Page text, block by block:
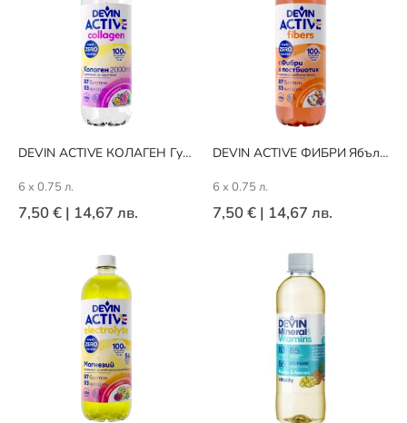
DEVIN ACTIVE КОЛАГЕН Гуава/Маракуя
6 x 0.75 л.
7,50 € | 14,67 лв.
DEVIN ACTIVE ФИБРИ Ябълка/Череша
6 x 0.75 л.
7,50 € | 14,67 лв.